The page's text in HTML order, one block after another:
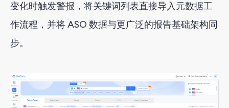
变化时触发警报，将关键词列表直接导入元数据工
作流程，并将 ASO 数据与更广泛的报告基础架构同
步。